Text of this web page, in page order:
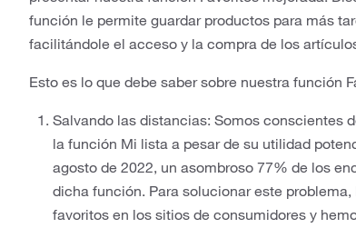
función le permite guardar productos para más
facilitándole el acceso y la compra de los
Esto es lo que debe saber sobre nuestra función
Salvando las distancias: Somos conscientes
la función Mi lista a pesar de su utilidad
agosto de 2022, un asombroso 77% de los
dicha función. Para solucionar este
favoritos en los sitios de consumidores y